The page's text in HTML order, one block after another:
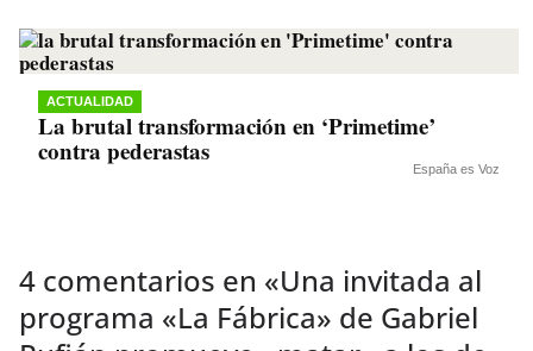
ACTUALIDAD
La brutal transformación en ‘Primetime’
contra pederastas
España es Voz
4 comentarios en «Una invitada al
programa «La Fábrica» de Gabriel